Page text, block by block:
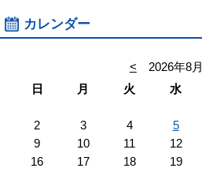
カレンダー
< 2026年8月
日
月 火 水
2
3 4 5
9
10 11 12
16
17 18 19